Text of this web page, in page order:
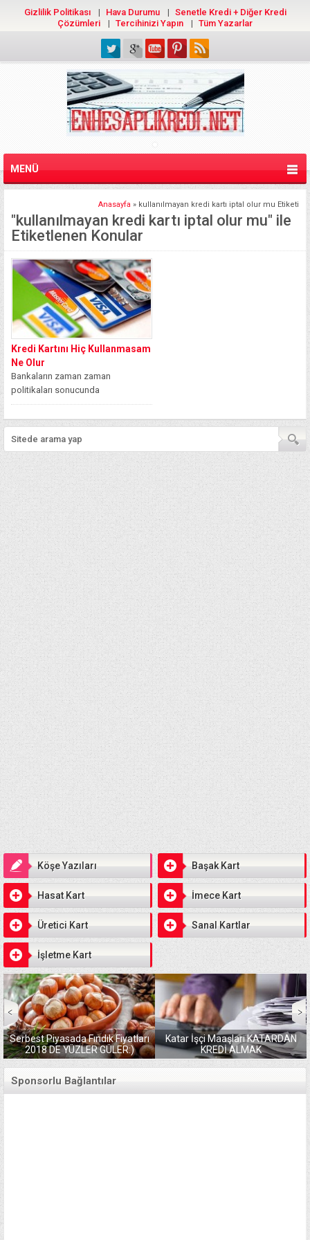
Gizlilik Politikası Hava Durumu
Senetle Kredi + Diğer Kredi
Çözümleri
Tercihinizi Yapın Tüm Yazarlar
MENÜ
Anasayfa » kullanılmayan kredi kartı iptal olur mu Etiketi
"kullanılmayan kredi kartı iptal olur mu" ile
Etiketlenen Konular
Kredi Kartını Hiç Kullanmasam
Ne Olur
Bankaların zaman zaman
politikaları sonucunda
müşterilerine siz başvuru da
bulunmasanız dahi kredi kartı
Köşe Yazıları Başak Kart
Hasat Kart İmece Kart
Üretici Kart Sanal Kartlar
İşletme Kart
Serbest Piyasada Fındık Fiyatları
2018 DE YÜZLER GÜLER:)
Katar İşçi Maaşları KATARDAN
KREDİ ALMAK
Sponsorlu Bağlantılar